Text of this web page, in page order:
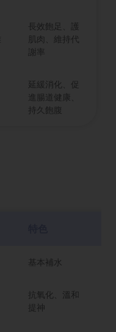
長效飽足、護
肌肉、維持代
謝率
延緩消化、促
進腸道健康、
持久飽腹
基本補水
抗氧化、溫和
提神